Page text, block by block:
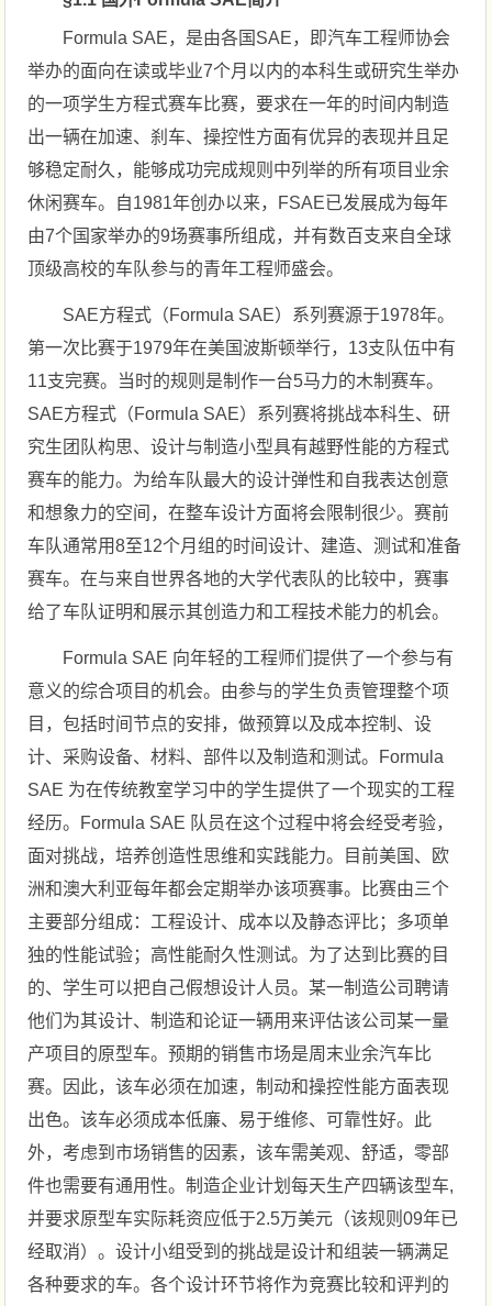
Formula SAE，是由各国SAE，即汽车工程师协会
举办的面向在读或毕业7个月以内的本科生或研究生举办
的一项学生方程式赛车比赛，要求在一年的时间内制造
出一辆在加速、刹车、操控性方面有优异的表现并且足
够稳定耐久，能够成功完成规则中列举的所有项目业余
休闲赛车。自1981年创办以来，FSAE已发展成为每年
由7个国家举办的9场赛事所组成，并有数百支来自全球
顶级高校的车队参与的青年工程师盛会。
SAE方程式（Formula SAE）系列赛源于1978年。
第一次比赛于1979年在美国波斯顿举行，13支队伍中有
11支完赛。当时的规则是制作一台5马力的木制赛车。
SAE方程式（Formula SAE）系列赛将挑战本科生、研
究生团队构思、设计与制造小型具有越野性能的方程式
赛车的能力。为给车队最大的设计弹性和自我表达创意
和想象力的空间，在整车设计方面将会限制很少。赛前
车队通常用8至12个月组的时间设计、建造、测试和准备
赛车。在与来自世界各地的大学代表队的比较中，赛事
给了车队证明和展示其创造力和工程技术能力的机会。
Formula SAE 向年轻的工程师们提供了一个参与有
意义的综合项目的机会。由参与的学生负责管理整个项
目，包括时间节点的安排，做预算以及成本控制、设
计、采购设备、材料、部件以及制造和测试。Formula
SAE 为在传统教室学习中的学生提供了一个现实的工程
经历。Formula SAE 队员在这个过程中将会经受考验，
面对挑战，培养创造性思维和实践能力。目前美国、欧
洲和澳大利亚每年都会定期举办该项赛事。比赛由三个
主要部分组成：工程设计、成本以及静态评比；多项单
独的性能试验；高性能耐久性测试。为了达到比赛的目
的、学生可以把自己假想设计人员。某一制造公司聘请
他们为其设计、制造和论证一辆用来评估该公司某一量
产项目的原型车。预期的销售市场是周末业余汽车比
赛。因此，该车必须在加速，制动和操控性能方面表现
出色。该车必须成本低廉、易于维修、可靠性好。此
外，考虑到市场销售的因素，该车需美观、舒适，零部
件也需要有通用性。制造企业计划每天生产四辆该型车,
并要求原型车实际耗资应低于2.5万美元（该规则09年已
经取消）。设计小组受到的挑战是设计和组装一辆满足
各种要求的车。各个设计环节将作为竞赛比较和评判的